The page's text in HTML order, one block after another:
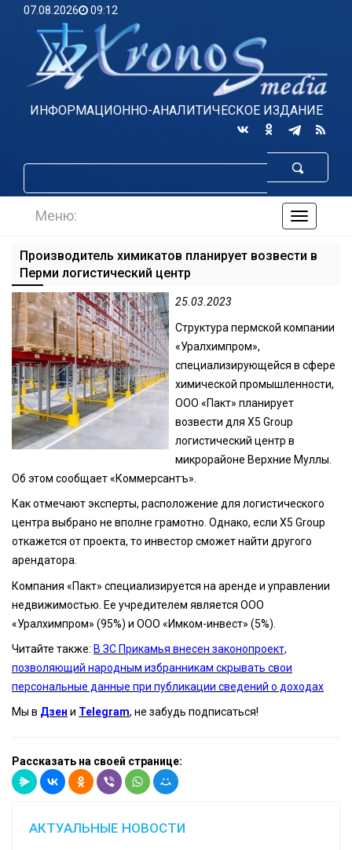
07.08.2026 09:12
ИНФОРМАЦИОННО-АНАЛИТИЧЕСКОЕ ИЗДАНИЕ
по
Меню:
Производитель химикатов планирует возвести в
Перми логистический центр
25.03.2023
Структура пермской компании
«Уралхимпром»,
специализирующейся в сфере
химической промышленности,
ООО «Пакт» планирует
возвести для X5 Group
логистический центр в
микрорайоне Верхние Муллы.
Об этом сообщает «Коммерсантъ».
Как отмечают эксперты, расположение для логистического
центра выбрано не вполне грамотно. Однако, если X5 Group
откажется от проекта, то инвестор сможет найти другого
арендатора.
Компания «Пакт» специализируется на аренде и управлении
недвижимостью. Ее учредителем является ООО
«Уралхимпром» (95%) и ООО «Имком-инвест» (5%).
Читайте также: В ЗС Прикамья внесен законопроект,
позволяющий народным избранникам скрывать свои
персональные данные при публикации сведений о доходах
Мы в Дзен и Telegram, не забудь подписаться!
Рассказать на своей странице:
АКТУАЛЬНЫЕ НОВОСТИ